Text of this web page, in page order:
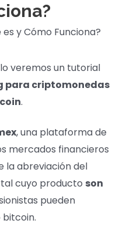
es y Cómo Funciona?
veremos un tutorial
para criptomonedas
.
, una plataforma de
mercados financieros
la abreviación del
cuyo producto son
pueden